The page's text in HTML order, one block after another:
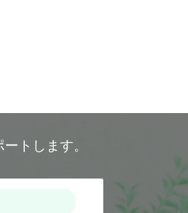
トします。